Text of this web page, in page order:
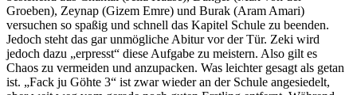
Groeben), Zeynap (Gizem Emre) und Burak (Aram Amari)
versuchen so spaßig und schnell das Kapitel Schule zu beenden.
Jedoch steht das gar unmögliche Abitur vor der Tür. Zeki wird
jedoch dazu „erpresst“ diese Aufgabe zu meistern. Also gilt es
Chaos zu vermeiden und anzupacken. Was leichter gesagt als getan
ist. „Fack ju Göhte 3“ ist zwar wieder an der Schule angesiedelt,